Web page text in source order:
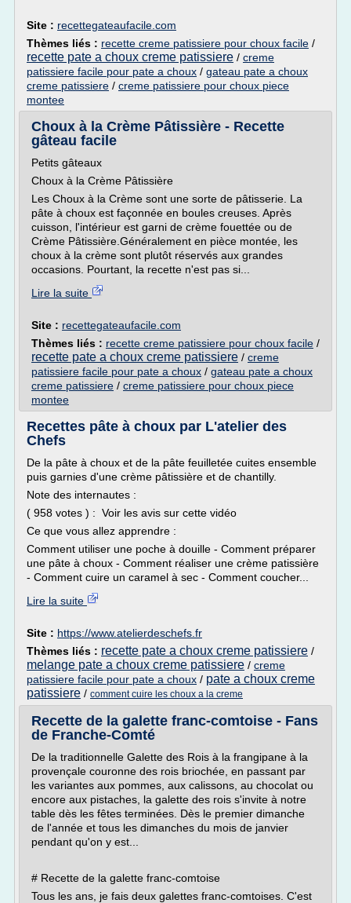
Site : recettegateaufacile.com
Thèmes liés : recette creme patissiere pour choux facile /
recette pate a choux creme patissiere / creme
patissiere facile pour pate a choux / gateau pate a choux
creme patissiere / creme patissiere pour choux piece
montee
Choux à la Crème Pâtissière - Recette
gâteau facile
Petits gâteaux
Choux à la Crème Pâtissière
Les Choux à la Crème sont une sorte de pâtisserie. La
pâte à choux est façonnée en boules creuses. Après
cuisson, l'intérieur est garni de crème fouettée ou de
Crème Pâtissière.Généralement en pièce montée, les
choux à la crème sont plutôt réservés aux grandes
occasions. Pourtant, la recette n'est pas si...
Lire la suite
Site : recettegateaufacile.com
Thèmes liés : recette creme patissiere pour choux facile /
recette pate a choux creme patissiere / creme
patissiere facile pour pate a choux / gateau pate a choux
creme patissiere / creme patissiere pour choux piece
montee
Recettes pâte à choux par L'atelier des
Chefs
De la pâte à choux et de la pâte feuilletée cuites ensemble
puis garnies d'une crème pâtissière et de chantilly.
Note des internautes :
( 958 votes ) : Voir les avis sur cette vidéo
Ce que vous allez apprendre :
Comment utiliser une poche à douille - Comment préparer
une pâte à choux - Comment réaliser une crème patissière
- Comment cuire un caramel à sec - Comment coucher...
Lire la suite
Site : https://www.atelierdeschefs.fr
Thèmes liés : recette pate a choux creme patissiere /
melange pate a choux creme patissiere / creme
patissiere facile pour pate a choux / pate a choux creme
patissiere / comment cuire les choux a la creme
Recette de la galette franc-comtoise - Fans
de Franche-Comté
De la traditionnelle Galette des Rois à la frangipane à la
provençale couronne des rois briochée, en passant par
les variantes aux pommes, aux calissons, au chocolat ou
encore aux pistaches, la galette des rois s'invite à notre
table dès les fêtes terminées. Dès le premier dimanche
de l'année et tous les dimanches du mois de janvier
pendant qu'on y est...
# Recette de la galette franc-comtoise
Tous les ans, je fais deux galettes franc-comtoises. C'est